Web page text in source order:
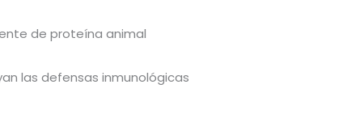
de proteína animal
las defensas inmunológicas